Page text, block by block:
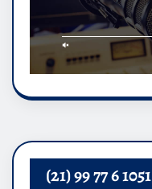
(21) 99 77 6 1051